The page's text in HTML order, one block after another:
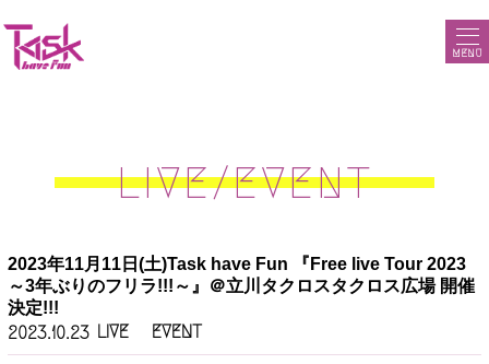
MENU
LIVE/EVENT
2023年11月11日(土)Task have Fun 『Free live Tour 2023
～3年ぶりのフリラ!!!～』＠立川タクロスタクロス広場 開催
決定!!!
2023.10.23 LIVE EVENT